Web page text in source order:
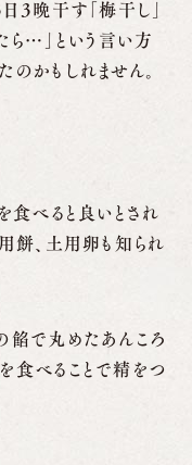
３晩干す「梅干し」
ら…」という言い方
かもしれません。
食べると良いとされ
餅、土用卵も知られ
餡で丸めたあんころ
食べることで精をつ